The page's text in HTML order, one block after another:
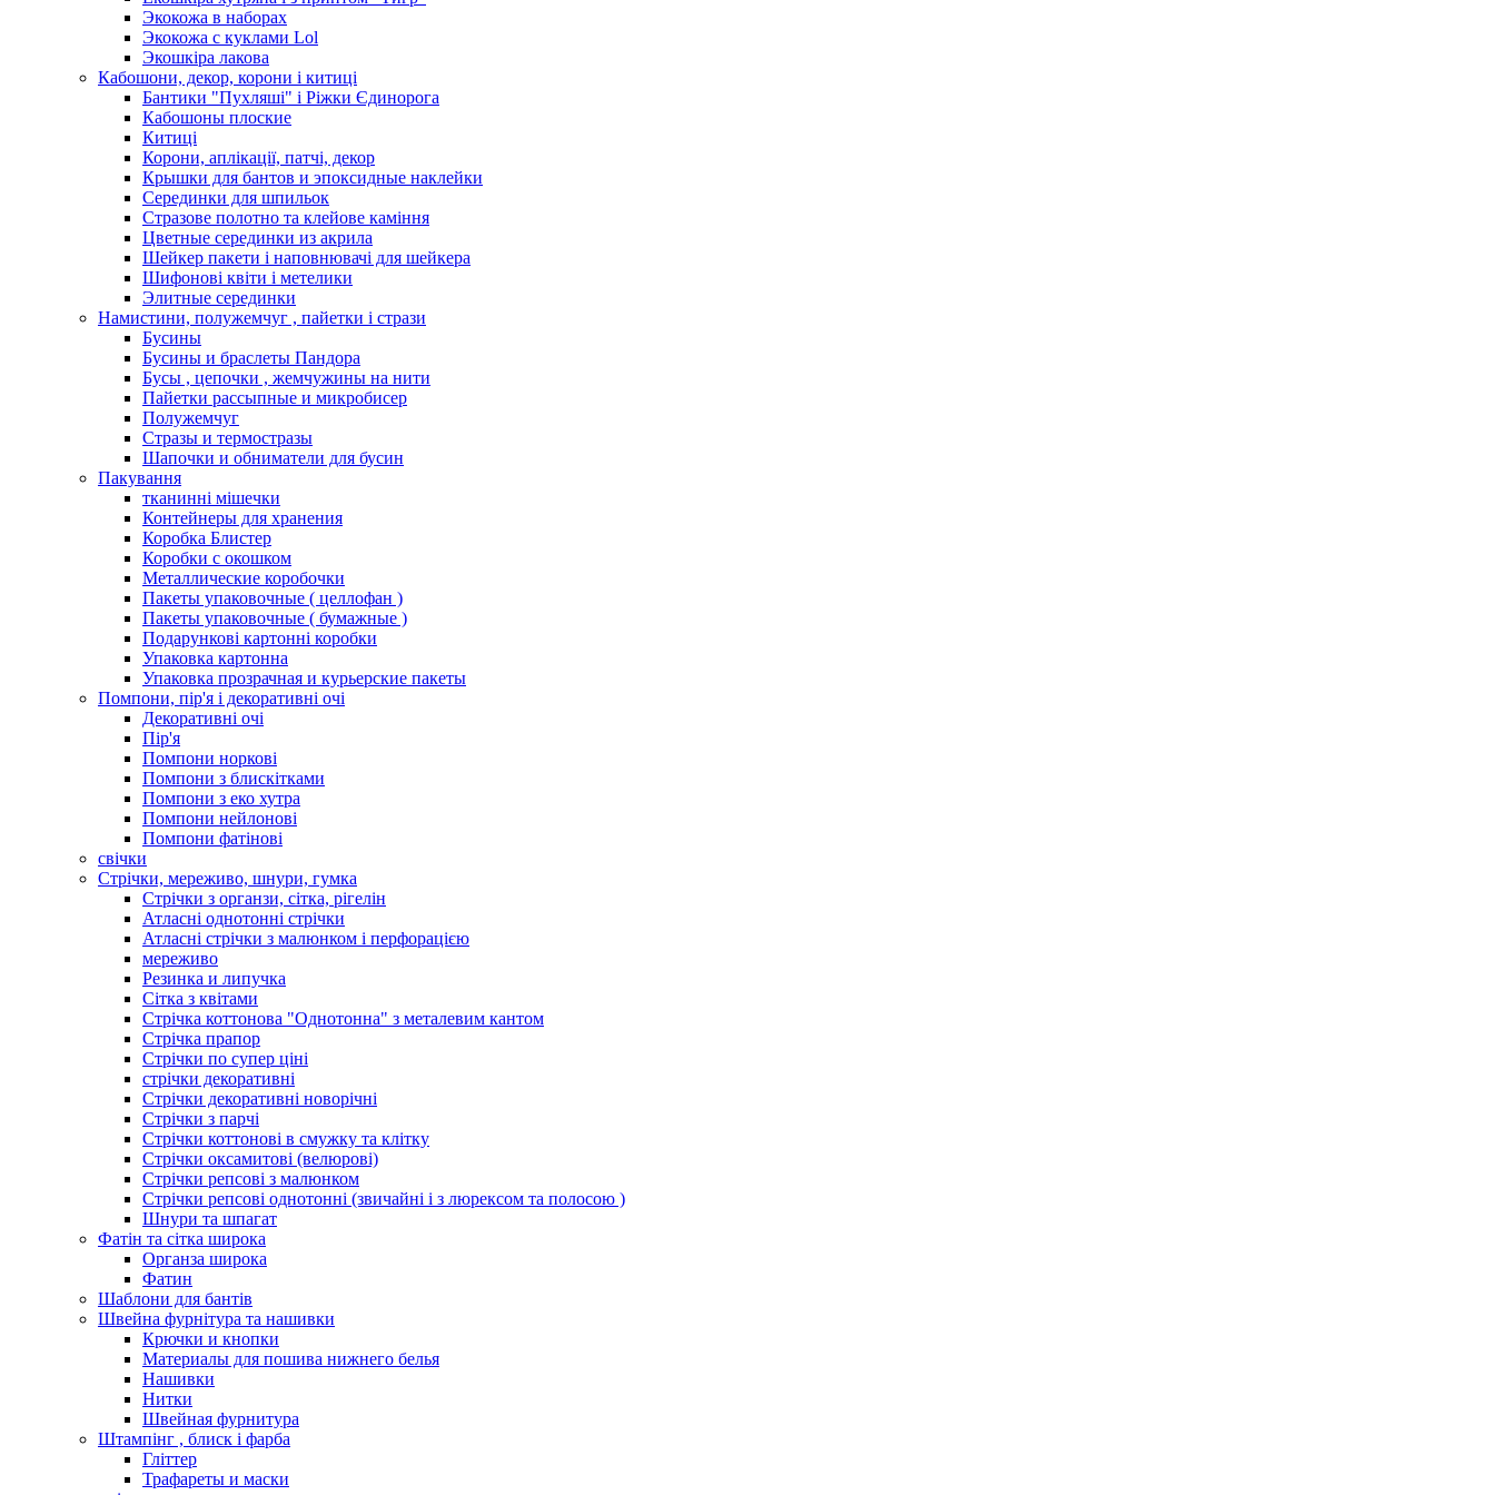
Экокожа в наборах
Экокожа с куклами Lol
Экошкiра лакова
Кабошони, декор, корони і китиці
Бантики "Пухляші" і Ріжки Єдинорога
Кабошоны плоские
Китиці
Корони, аплікації, патчі, декор
Крышки для бантов и эпоксидные наклейки
Серединки для шпильок
Стразове полотно та клейове каміння
Цветные серединки из акрила
Шейкер пакети і наповнювачі для шейкера
Шифонові квіти і метелики
Элитные серединки
Намистини, полужемчуг , пайетки і стрази
Бусины
Бусины и браслеты Пандора
Бусы , цепочки , жемчужины на нити
Пайетки рассыпные и микробисер
Полужемчуг
Стразы и термостразы
Шапочки и обниматели для бусин
Пакування
тканинні мішечки
Контейнеры для хранения
Коробка Блистер
Коробки с окошком
Металлические коробочки
Пакеты упаковочные ( целлофан )
Пакеты упаковочные ( бумажные )
Подарункові картонні коробки
Упаковка картонна
Упаковка прозрачная и курьерские пакеты
Помпони, пір'я і декоративні очі
Декоративні очі
Пір'я
Помпони норкові
Помпони з блискітками
Помпони з еко хутра
Помпони нейлонові
Помпони фатінові
свічки
Стрічки, мереживо, шнури, гумка
Стрічки з органзи, сітка, рігелін
Атласні однотонні стрічки
Атласні стрічки з малюнком і перфорацією
мереживо
Резинка и липучка
Сітка з квітами
Стрічка коттонова "Однотонна" з металевим кантом
Стрічка прапор
Стрічки по супер ціні
стрічки декоративні
Стрічки декоративні новорічні
Стрічки з парчі
Стрічки коттонові в смужку та клітку
Стрічки оксамитові (велюрові)
Стрічки репсові з малюнком
Стрічки репсові однотонні (звичайні і з люрексом та полосою )
Шнури та шпагат
Фатін та сітка широка
Органза широка
Фатин
Шаблони для бантів
Швейна фурнітура та нашивки
Крючки и кнопки
Материалы для пошива нижнего белья
Нашивки
Нитки
Швейная фурнитура
Штампінг , блиск і фарба
Гліттер
Трафареты и маски